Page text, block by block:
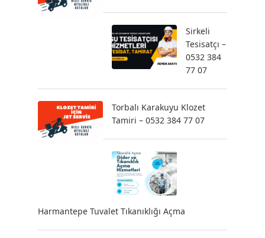
Sirkeli
Tesisatçı –
0532 384
77 07
Torbalı Karakuyu Klozet
Tamiri – 0532 384 77 07
Harmantepe Tuvalet Tıkanıklığı Açma